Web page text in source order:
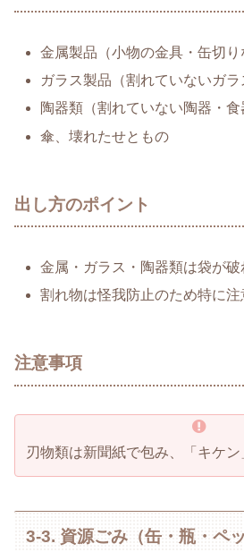
金属製品（小物の金具・缶切り
ガラス製品（割れていないガラ
陶器類（割れていない陶器・食
傘、壊れたせともの
出し方のポイント
金属・ガラス・陶器類は袋が
割れ物は怪我防止のため特に注
注意事項
刃物類は新聞紙で包み、「キケン
3-3. 資源ごみ（缶・瓶・ペ